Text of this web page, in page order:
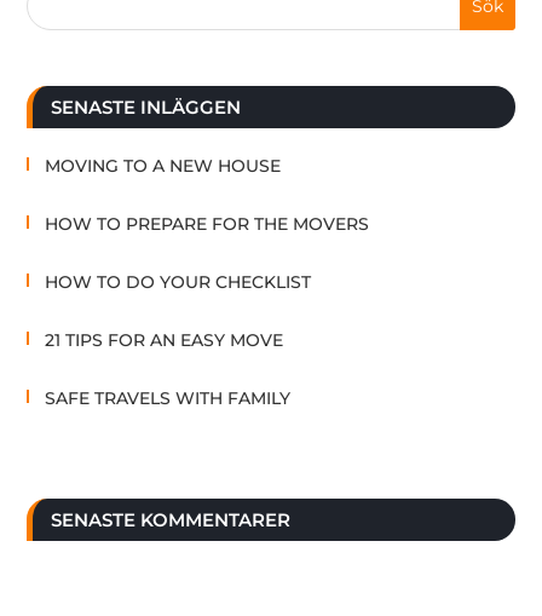
SENASTE INLÄGGEN
MOVING TO A NEW HOUSE
HOW TO PREPARE FOR THE MOVERS
HOW TO DO YOUR CHECKLIST
21 TIPS FOR AN EASY MOVE
SAFE TRAVELS WITH FAMILY
SENASTE KOMMENTARER